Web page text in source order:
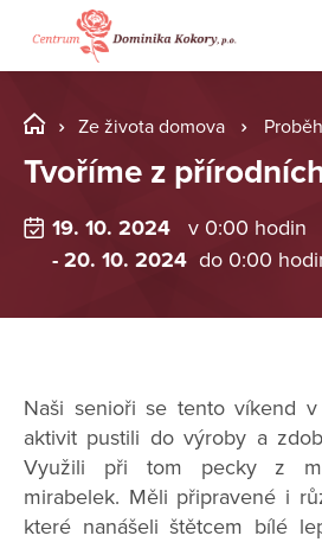
Ze života domova
Tvoříme z
19. 10. 2024
v 0:00 hodin
- 20. 10. 2024 do 0:00
Naši senioři se tento víkend
aktivit pustili do výroby a
Využili při tom pecky z
mirabelek. Měli připravené i
které nanášeli štětcem bílé